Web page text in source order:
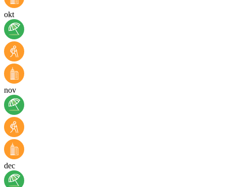
okt
nov
dec